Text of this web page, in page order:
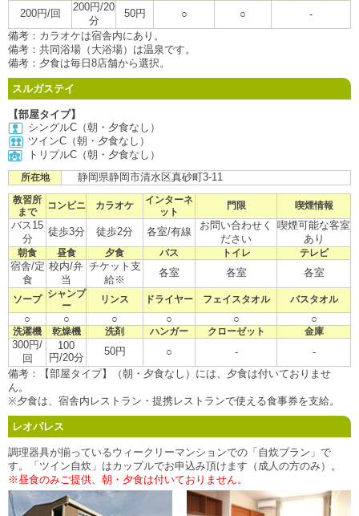
200円/回
200円/20
分
50円 ○ ○
-
備考：カラオケは宿舎内にあり。
備考：共同浴場（大浴場）は温泉です。
備考：夕食は毎日8店舗から選択。
スルガステイ
【部屋タイプ】
シングルC（朝・夕食なし）
ツインC（朝・夕食なし）
トリプルC（朝・夕食なし）
所在地 静岡県静岡市清水区真砂町3-11
教習所
まで
コンビニ カラオケ
インターネ
ット
門限 喫煙情報
バス15
分
徒歩3分 徒歩2分 各室/有線
お問い合わせく
ださい
喫煙可能な客室
あり
朝食 昼食 夕食 バス トイレ テレビ
宿舎/定
食
校内/弁
当
チケット支
給※
各室 各室 各室
ソープ
シャンプ
ー
リンス ドライヤー フェイスタオル バスタオル
○ ○ ○ ○ ○ ○
洗濯機 乾燥機 洗剤 ハンガー クローゼット 金庫
300円/
回
100
円/20分
50円 ○ -
-
備考：【部屋タイプ】（朝・夕食なし）には、夕食は付いておりませ
ん。
※夕食は、宿舎内レストラン・提携レストランで使える食事券を支給。
レオパレス
調理器具が揃っているウィークリーマンションでの「自炊プラン」で
す。「ツイン自炊」はカップルでお申込み頂けます（成人の方のみ）。
※昼食のみご提供、朝・夕食は付いておりません。